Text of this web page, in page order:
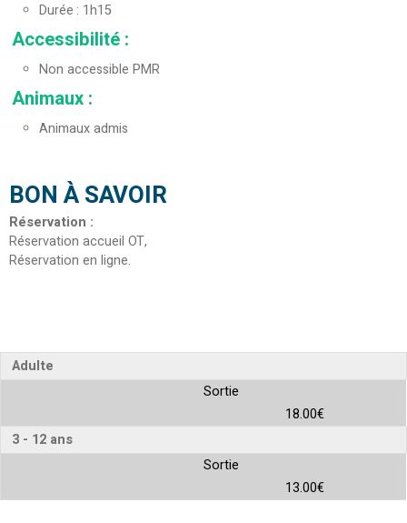
Durée 1h15
Accessibilité :
Non accessible PMR
Animaux :
Animaux admis
BON À SAVOIR
Réservation :
Réservation accueil OT
Réservation en ligne
Adulte
Sortie
18.00€
3 - 12 ans
Sortie
13.00€